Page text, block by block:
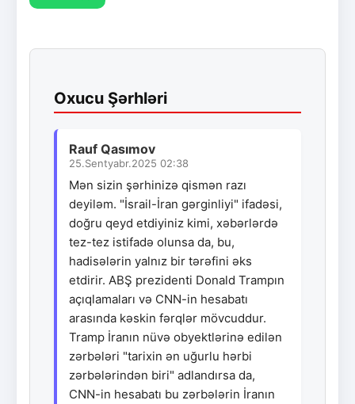
Oxucu Şərhləri
Rauf Qasımov
25.Sentyabr.2025 02:38
Mən sizin şərhinizə qismən razı
deyiləm. "İsrail-İran gərginliyi" ifadəsi,
doğru qeyd etdiyiniz kimi, xəbərlərdə
tez-tez istifadə olunsa da, bu,
hadisələrin yalnız bir tərəfini əks
etdirir. ABŞ prezidenti Donald Trampın
açıqlamaları və CNN-in hesabatı
arasında kəskin fərqlər mövcuddur.
Tramp İranın nüvə obyektlərinə edilən
zərbələri "tarixin ən uğurlu hərbi
zərbələrindən biri" adlandırsa da,
CNN-in hesabatı bu zərbələrin İranın